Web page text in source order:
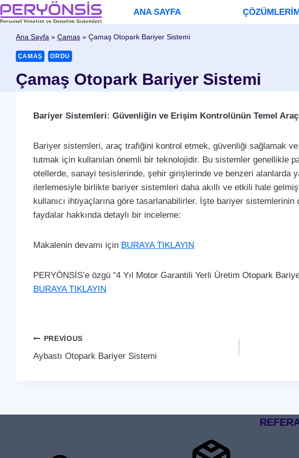
Skip
to
content
ANA SAYFA
Ana Sayfa» Çamaş» Çamaş Otopark Bariyer Sistemi
ÇAMAŞ ORDU
Çamaş Otopark Bariyer Sistemi
Bariyer Sistemleri: Güvenliğin ve Erişim Kontrolünün Temel
Bariyer sistemleri, araç trafiğini kontrol etmek, güvenliği sağlamak
tutmak için kullanılan önemli bir teknolojidir. Bu sistemler genellikle
otellerde, sanayi tesislerinde, şehir girişlerinde ve benzeri alanlarda
ilerlemesiyle birlikte bariyer sistemleri daha akıllı ve etkili hale
kullanıcı ihtiyaçlarına göre tasarlanabilirler. İşte bariyer sistemlerinin
faydalar hakkında detaylı bir inceleme:
Makalenin devamı için BURAYA TIKLAYIN
PERYÖNSİS’e özgü “4 Yıl Motor Garantili Yerli Üretim Otopark
BURAYA TIKLAYIN
Yazı
gezinmesi
PREVIOUS
Aybastı Otopark Bariyer Sistemi